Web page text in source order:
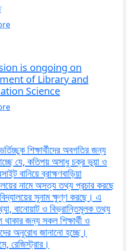
is ongoing on
of Library and
Science
শিক্ষার্থীদের অবগতির জন্য
যে, কতিপয় অসাধু চক্র ভুয়া ও
বানিয়ে ব্রাহ্মণবাড়িয়া
নামে অসত্য তথ্য প্রচার করছে
সুনাম ক্ষুণ্ণ করছে। এ
বানোয়াট ও বিভ্রান্তিমূলক তথ্য
জন্য সকল শিক্ষার্থী ও
অনুরোধ জানানো হচ্ছে।
রেজিস্ট্রার।